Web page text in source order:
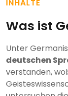
INHALTE
Was ist
Unter
deutschen
verstanden,